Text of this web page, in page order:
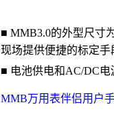
■ MMB3.0的外型尺寸
现场提供便捷的标定手
■ 电池供电和AC/DC
MMB万用表伴侣用户